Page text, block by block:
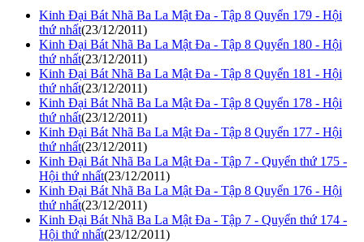
Kinh Đại Bát Nhã Ba La Mật Đa - Tập 8 Quyển 179 - Hội
thứ nhất(23/12/2011)
Kinh Đại Bát Nhã Ba La Mật Đa - Tập 8 Quyển 180 - Hội
thứ nhất(23/12/2011)
Kinh Đại Bát Nhã Ba La Mật Đa - Tập 8 Quyển 181 - Hội
thứ nhất(23/12/2011)
Kinh Đại Bát Nhã Ba La Mật Đa - Tập 8 Quyển 178 - Hội
thứ nhất(23/12/2011)
Kinh Đại Bát Nhã Ba La Mật Đa - Tập 8 Quyển 177 - Hội
thứ nhất(23/12/2011)
Kinh Đại Bát Nhã Ba La Mật Đa - Tập 7 - Quyển thứ 175 -
Hội thứ nhất(23/12/2011)
Kinh Đại Bát Nhã Ba La Mật Đa - Tập 8 Quyển 176 - Hội
thứ nhất(23/12/2011)
Kinh Đại Bát Nhã Ba La Mật Đa - Tập 7 - Quyển thứ 174 -
Hội thứ nhất(23/12/2011)